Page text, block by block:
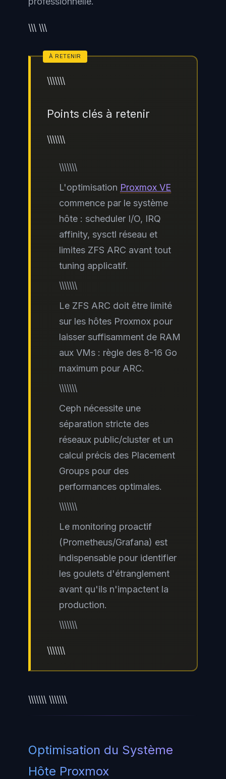
\\\ \\\
\\\\\\\
Points clés à retenir
\\\\\\\
\\\\\\\
L'optimisation Proxmox VE
commence par le système
hôte : scheduler I/O, IRQ
affinity, sysctl réseau et
limites ZFS ARC avant tout
tuning applicatif.
\\\\\\\
Le ZFS ARC doit être limité
sur les hôtes Proxmox pour
laisser suffisamment de RAM
aux VMs : règle des 8-16 Go
maximum pour ARC.
\\\\\\\
Ceph nécessite une
séparation stricte des
réseaux public/cluster et un
calcul précis des Placement
Groups pour des
performances optimales.
\\\\\\\
Le monitoring proactif
(Prometheus/Grafana) est
indispensable pour identifier
les goulets d'étranglement
avant qu'ils n'impactent la
production.
\\\\\\\
\\\\\\\
\\\\\\\ \\\\\\\
Optimisation du Système
Hôte Proxmox